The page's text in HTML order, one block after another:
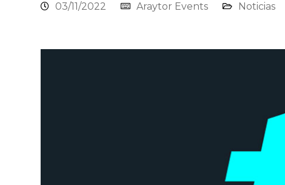
03/11/2022 Araytor Events Noticias